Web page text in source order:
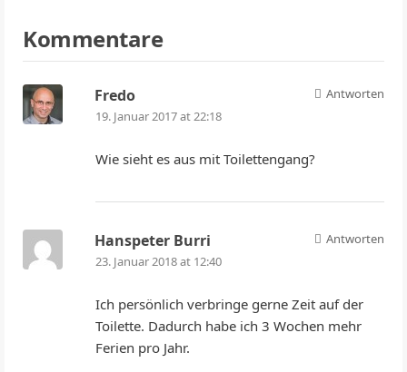
Kommentare
Antworten
Fredo
19. Januar 2017 at 22:18
Wie sieht es aus mit Toilettengang?
Antworten
Hanspeter Burri
23. Januar 2018 at 12:40
Ich persönlich verbringe gerne Zeit auf der
Toilette. Dadurch habe ich 3 Wochen mehr
Ferien pro Jahr.